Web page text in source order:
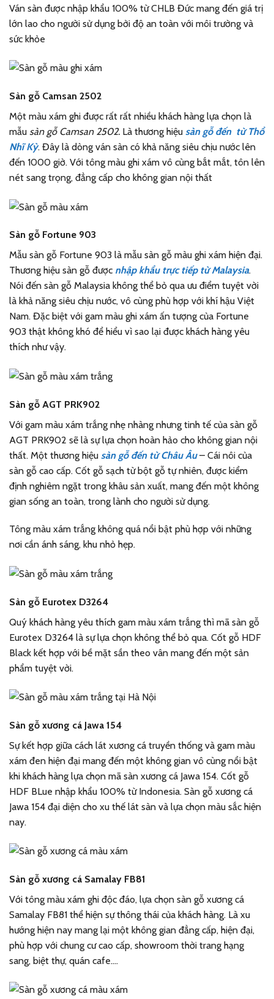
Ván sàn được nhập khẩu 100% từ CHLB Đức mang đến giá trị
lớn lao cho người sử dụng bởi độ an toàn với môi trường và
sức khỏe
Sàn gỗ Camsan 2502
Một màu xám ghi được rất rất nhiều khách hàng lựa chọn là
mẫu sàn gỗ Camsan 2502. Là thương hiệu sàn gỗ đến từ Thổ
Nhĩ Kỳ. Đây là dòng ván sàn có khả năng siêu chịu nước lên
đến 1000 giờ. Với tông màu ghi xám vô cùng bắt mắt, tôn lên
nét sang trọng, đẳng cấp cho không gian nội thất
Sàn gỗ Fortune 903
Mẫu sàn gỗ Fortune 903 là mẫu sàn gỗ màu ghi xám hiện đại.
Thương hiệu sàn gỗ được nhập khẩu trực tiếp từ Malaysia.
Nói đến sàn gỗ Malaysia không thể bỏ qua ưu điểm tuyệt vời
là khả năng siêu chịu nước, vô cùng phù hợp với khí hậu Việt
Nam. Đặc biệt với gam màu ghi xám ấn tượng của Fortune
903 thật không khó để hiểu vì sao lại được khách hàng yêu
thích như vậy.
Sàn gỗ AGT PRK902
Với gam màu xám trắng nhẹ nhàng nhưng tinh tế của sàn gỗ
AGT PRK902 sẽ là sự lựa chọn hoàn hảo cho không gian nội
thất. Một thương hiệu sàn gỗ đến từ Châu Âu– Cái nôi của
sàn gỗ cao cấp. Cốt gỗ sạch từ bột gỗ tự nhiên, được kiểm
định nghiêm ngặt trong khâu sản xuất, mang đến một không
gian sống an toàn, trong lành cho người sử dụng.
Tông màu xám trắng không quá nổi bật phù hợp với những
nơi cần ánh sáng, khu nhỏ hẹp.
Sàn gỗ Eurotex D3264
Quý khách hàng yêu thích gam màu xám trắng thì mã sàn gỗ
Eurotex D3264 là sự lựa chọn không thể bỏ qua. Cốt gỗ HDF
Black kết hợp với bề mặt sần theo vân mang đến một sản
phẩm tuyệt vời.
Sàn gỗ xương cá Jawa 154
Sự kết hợp giữa cách lát xương cá truyền thống và gam màu
xám đen hiện đại mang đến một không gian vô cùng nổi bật
khi khách hàng lựa chọn mã sàn xương cá Jawa 154. Cốt gỗ
HDF BLue nhập khẩu 100% từ Indonesia. Sàn gỗ xương cá
Jawa 154 đại diện cho xu thế lát sàn và lựa chọn màu sắc hiện
nay.
Sàn gỗ xương cá Samalay FB81
Với tông màu xám ghi độc đáo, lựa chọn sàn gỗ xương cá
Samalay FB81 thể hiện sự thông thái của khách hàng. Là xu
hướng hiện nay mang lại một không gian đẳng cấp, hiện đại,
phù hợp với chung cư cao cấp, showroom thời trang hạng
sang, biệt thự, quán cafe….